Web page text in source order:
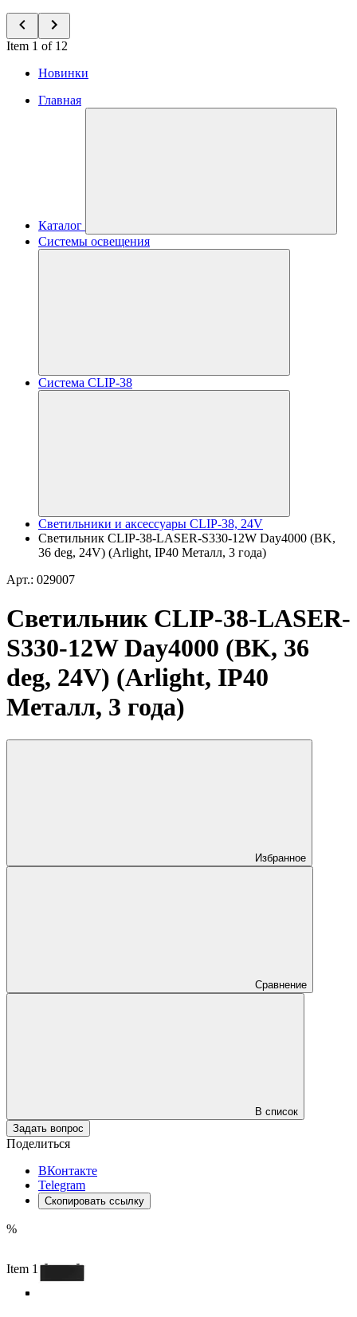
Item 1 of 12
Новинки
Главная
Каталог
Системы освещения
Система CLIP-38
Светильники и аксессуары CLIP-38, 24V
Светильник CLIP-38-LASER-S330-12W Day4000 (BK,
36 deg, 24V) (Arlight, IP40 Металл, 3 года)
Арт.: 029007
Светильник CLIP-38-LASER-
S330-12W Day4000 (BK, 36
deg, 24V) (Arlight, IP40
Металл, 3 года)
Избранное
Сравнение
В список
Задать вопрос
Поделиться
ВКонтакте
Telegram
Скопировать ссылку
%
Item 1 of 5